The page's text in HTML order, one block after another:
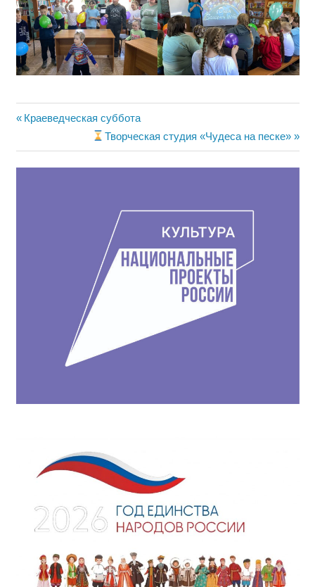
Навигация
по
Предыдущая
Краеведческая суббота
Следующая
запись:
Творческая студия «Чудеса на песке»